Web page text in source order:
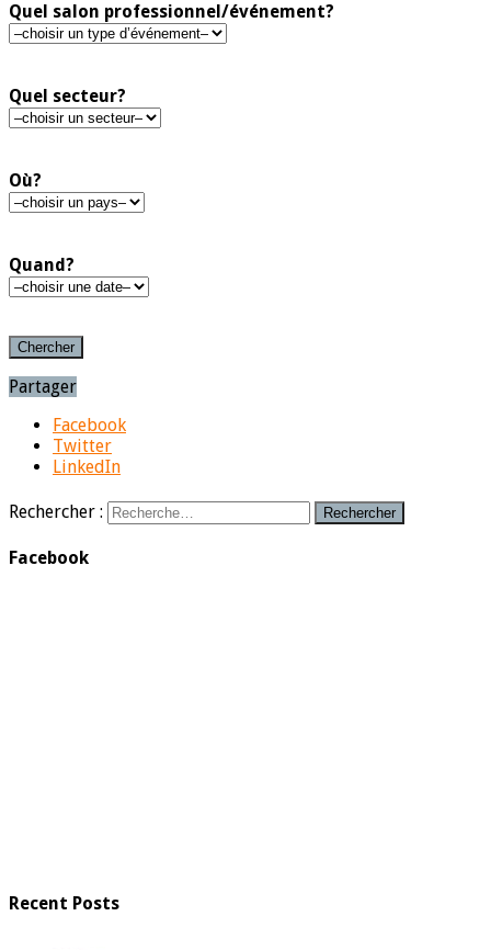
Quel salon professionnel/événement?
Quel secteur?
Où?
Quand?
Partager
Facebook
Twitter
LinkedIn
Rechercher :
Facebook
Recent Posts